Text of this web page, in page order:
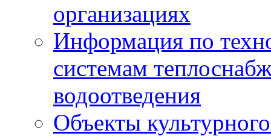
организациях
Информация по
системам
водоотведения
Объекты